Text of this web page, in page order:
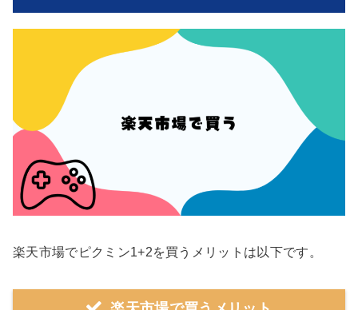
楽天市場でピクミン1+2を買うメリットは以下です。